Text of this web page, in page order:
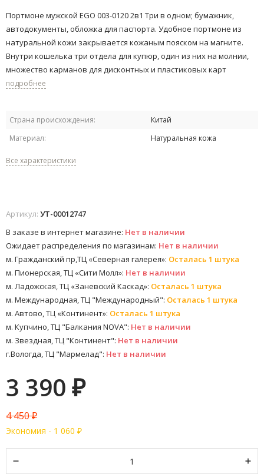
Портмоне мужской EGO 003-0120 2в1 Три в одном; бумажник,
автодокументы, обложка для паспорта. Удобное портмоне из
натуральной кожи закрывается кожаным пояском на магните.
Внутри кошелька три отдела для купюр, один из них на молнии,
множество карманов для дисконтных и пластиковых карт
подробнее
Страна происхождения:
Китай
Материал:
Натуральная кожа
Все характеристики
Артикул: УТ-00012747
В заказе в интернет магазине: Нет в наличии
Ожидает распределения по магазинам: Нет в наличии
м. Гражданский пр,ТЦ «Северная галерея»: Осталась 1 штука
м. Пионерская, ТЦ «Сити Молл»: Нет в наличии
м. Ладожская, ТЦ «Заневский Каскад»: Осталась 1 штука
м. Международная, ТЦ "Международный": Осталась 1 штука
м. Автово, ТЦ «Континент»: Осталась 1 штука
м. Купчино, ТЦ "Балкания NOVA": Нет в наличии
м. Звездная, ТЦ "Континент": Нет в наличии
г.Вологда, ТЦ "Мармелад": Нет в наличии
3 390 ₽
4 450₽
Экономия - 1 060 ₽